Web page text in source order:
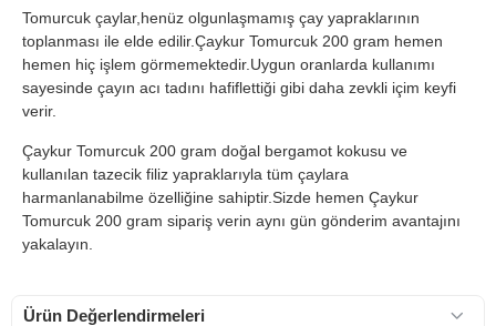
Tomurcuk çaylar,henüz olgunlaşmamış çay yapraklarının
toplanması ile elde edilir.Çaykur Tomurcuk 200 gram hemen
hemen hiç işlem görmemektedir.Uygun oranlarda kullanımı
sayesinde çayın acı tadını hafiflettiği gibi daha zevkli içim keyfi
verir.
Çaykur Tomurcuk 200 gram doğal bergamot kokusu ve
kullanılan tazecik filiz yapraklarıyla tüm çaylara
harmanlanabilme özelliğine sahiptir.Sizde hemen Çaykur
Tomurcuk 200 gram sipariş verin aynı gün gönderim avantajını
yakalayın.
Ürün Değerlendirmeleri